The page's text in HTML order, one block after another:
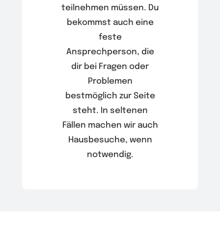
teilnehmen müssen. Du
bekommst auch eine
feste
Ansprechperson, die
dir bei Fragen oder
Problemen
bestmöglich zur Seite
steht. In seltenen
Fällen machen wir auch
Hausbesuche, wenn
notwendig.